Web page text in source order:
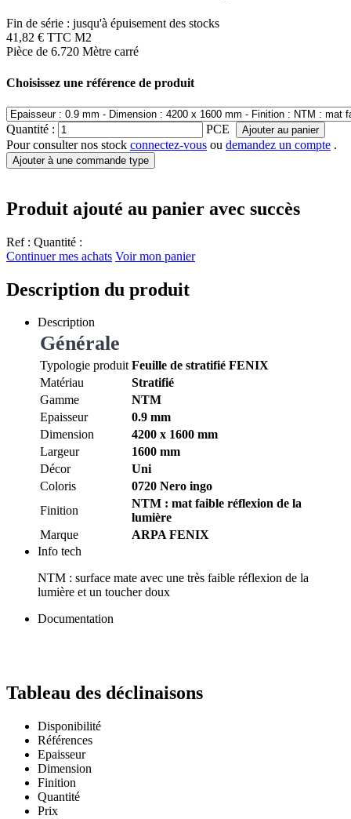
Fin de série : jusqu'à épuisement des stocks
41,82 € TTC M2
Pièce de 6.720 Mètre carré
Choisissez une référence de produit
Quantité : PCE Ajouter au panier
Pour consulter nos stock connectez-vous ou demandez un compte .
Ajouter à une commande type
Produit ajouté au panier avec succès
Ref : Quantité :
Continuer mes achats Voir mon panier
Description du produit
Description
Générale
Typologie produit Feuille de stratifié FENIX
Matériau
Stratifié
Gamme
NTM
Epaisseur
0.9 mm
Dimension
4200 x 1600 mm
Largeur
1600 mm
Décor
Uni
Coloris
0720 Nero ingo
Finition
NTM : mat faible réflexion de la
lumière
Marque
ARPA FENIX
Info tech
NTM : surface mate avec une très faible réflexion de la
lumière et un toucher doux
Documentation
Tableau des déclinaisons
Disponibilité
Références
Epaisseur
Dimension
Finition
Quantité
Prix